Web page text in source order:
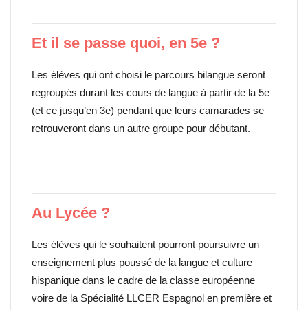
Et il se passe quoi, en 5e ?
Les élèves qui ont choisi le parcours bilangue seront
regroupés durant les cours de langue à partir de la 5e
(et ce jusqu’en 3e) pendant que leurs camarades se
retrouveront dans un autre groupe pour débutant.
Au Lycée ?
Les élèves qui le souhaitent pourront poursuivre un
enseignement plus poussé de la langue et culture
hispanique dans le cadre de la classe européenne
voire de la Spécialité LLCER Espagnol en première et